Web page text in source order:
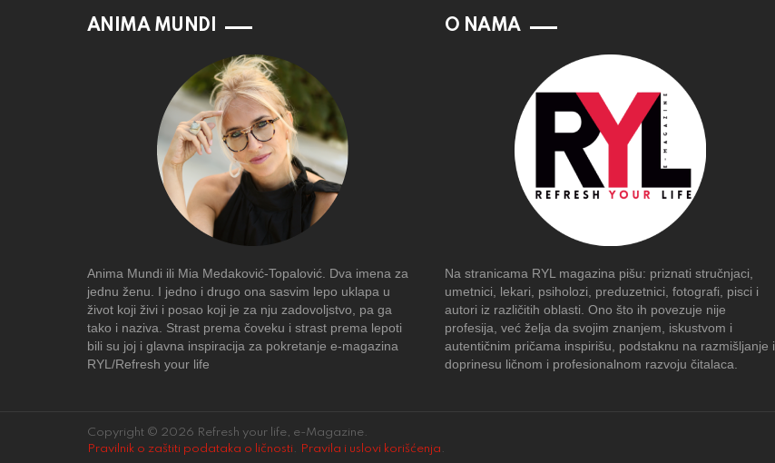
ANIMA MUNDI
Anima Mundi ili Mia Medaković-Topalović. Dva imena za
jednu ženu. I jedno i drugo ona sasvim lepo uklapa u
život koji živi i posao koji je za nju zadovoljstvo, pa ga
tako i naziva. Strast prema čoveku i strast prema lepoti
bili su joj i glavna inspiracija za pokretanje e-magazina
RYL/Refresh your life
O NAMA
Na stranicama RYL magazina pišu: priznati stručnjaci,
umetnici, lekari, psiholozi, preduzetnici, fotografi, pisci i
autori iz različitih oblasti. Ono što ih povezuje nije
profesija, već želja da svojim znanjem, iskustvom i
autentičnim pričama inspirišu, podstaknu na razmišljanje i
doprinesu ličnom i profesionalnom razvoju čitalaca.
Copyright © 2026 Refresh your life, e-Magazine.
Pravilnik o zaštiti podataka o ličnosti . Pravila i uslovi korišćenja .